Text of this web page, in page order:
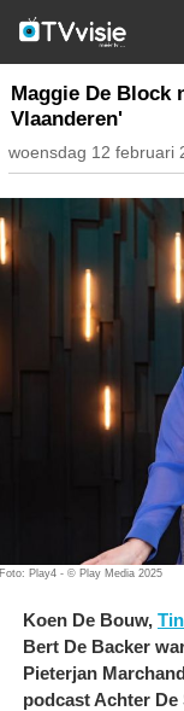
nieuws belgië
Maggie De Block
Vlaanderen'
woensdag 12 februari
Foto: Play4 - © Play Media 2025
Koen De Bouw,
Bert De Backer
Pieterjan
podcast Achter